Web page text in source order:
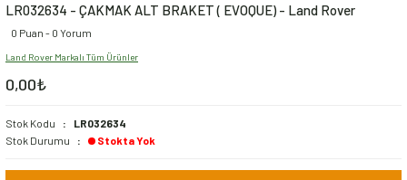
LR032634 - ÇAKMAK ALT BRAKET ( EVOQUE) - Land Rover
0 Puan - 0 Yorum
Land Rover Markalı Tüm Ürünler
0,00₺
Stok Kodu
LR032634
Stok Durumu
Stokta Yok